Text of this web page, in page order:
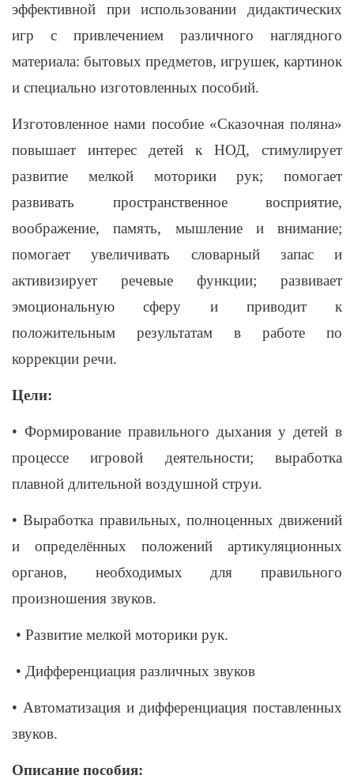
эффективной при использовании дидактических
игр с привлечением различного наглядного
материала: бытовых предметов, игрушек, картинок
и специально изготовленных пособий.
Изготовленное нами пособие «Сказочная поляна»
повышает интерес детей к НОД, стимулирует
развитие мелкой моторики рук; помогает
развивать пространственное восприятие,
воображение, память, мышление и внимание;
помогает увеличивать словарный запас и
активизирует речевые функции; развивает
эмоциональную сферу и приводит к
положительным результатам в работе по
коррекции речи.
Цели:
• Формирование правильного дыхания у детей в
процессе игровой деятельности; выработка
плавной длительной воздушной струи.
• Выработка правильных, полноценных движений
и определённых положений артикуляционных
органов, необходимых для правильного
произношения звуков.
• Развитие мелкой моторики рук.
• Дифференциация различных звуков
• Автоматизация и дифференциация поставленных
звуков.
Описание пособия: